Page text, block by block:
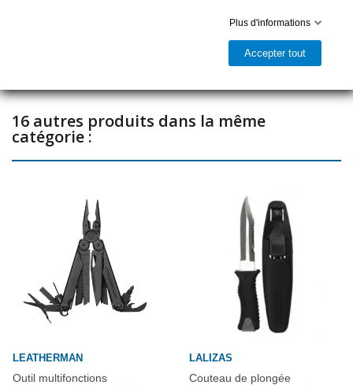
16 autres produits dans la même
catégorie :
LEATHERMAN
Outil multifonctions
LALIZAS
Couteau de plongée
Plus d'informations
Accepter tout